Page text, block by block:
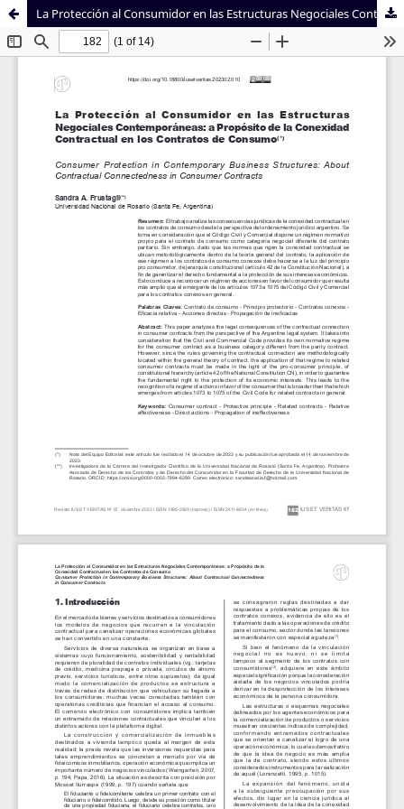
Sistema de
Bibliotecas
Facultad de
Derecho
La Protección al Consumidor en las Estructuras Negociales Contemporáneas: a Propósito de la Conexidad Contractual en los Contratos de Consumo